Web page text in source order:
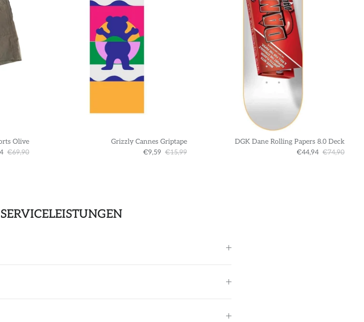
Olive
€69,90
Grizzly Cannes Griptape
€9,59 €15,99
DGK Dane Rolling Papers 8.0 Deck
€44,94 €74,90